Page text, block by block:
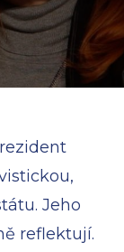
Jeho
reflektují.